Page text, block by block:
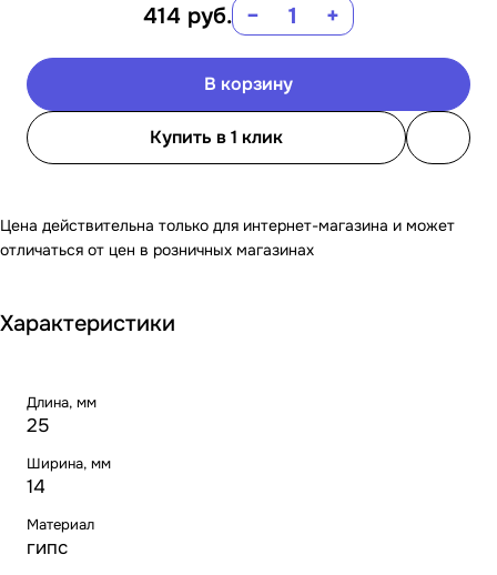
414 руб. − +
В корзину
Купить в 1 клик
Цена действительна только для интернет-магазина и может
отличаться от цен в розничных магазинах
Характеристики
Длина, мм
25
Ширина, мм
14
Материал
гипс